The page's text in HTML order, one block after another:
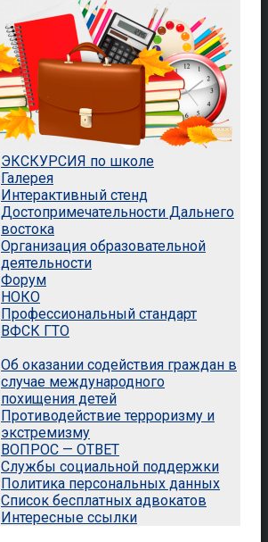
ЭКСКУРСИЯ по школе
Галерея
Интерактивный стенд
Достопримечательности Дальнего
востока
Организация образовательной
деятельности
Форум
НОКО
Профессиональный стандарт
ВФСК ГТО
Об оказании содействия граждан в
случае международного
похищения детей
Противодействие терроризму и
экстремизму
ВОПРОС — ОТВЕТ
Службы социальной поддержки
Политика персональных данных
Список бесплатных адвокатов
Интересные ссылки